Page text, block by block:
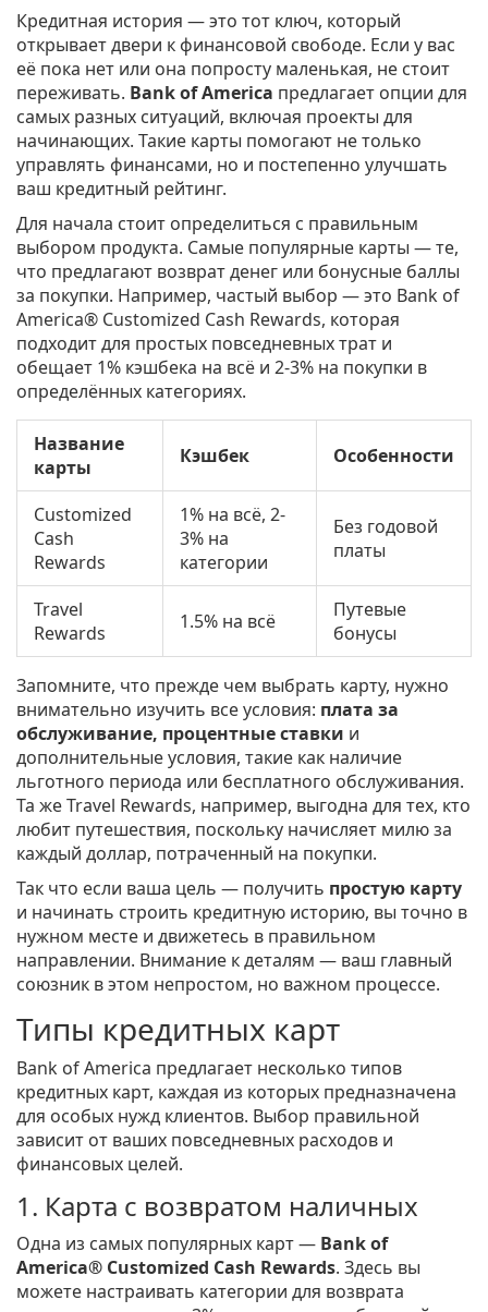
Кредитная история — это тот ключ, который
открывает двери к финансовой свободе. Если у вас
её пока нет или она попросту маленькая, не стоит
переживать. Bank of America предлагает опции для
самых разных ситуаций, включая проекты для
начинающих. Такие карты помогают не только
управлять финансами, но и постепенно улучшать
ваш кредитный рейтинг.
Для начала стоит определиться с правильным
выбором продукта. Самые популярные карты — те,
что предлагают возврат денег или бонусные баллы
за покупки. Например, частый выбор — это Bank of
America® Customized Cash Rewards, которая
подходит для простых повседневных трат и
обещает 1% кэшбека на всё и 2-3% на покупки в
определённых категориях.
Название
карты
Кэшбек Особенности
Customized
Cash
Rewards
1% на всё, 2-
3% на
категории
Без годовой
платы
Travel
Rewards
1.5% на всё
Путевые
бонусы
Запомните, что прежде чем выбрать карту, нужно
внимательно изучить все условия: плата за
обслуживание, процентные ставки и
дополнительные условия, такие как наличие
льготного периода или бесплатного обслуживания.
Та же Travel Rewards, например, выгодна для тех, кто
любит путешествия, поскольку начисляет милю за
каждый доллар, потраченный на покупки.
Так что если ваша цель — получить простую карту
и начинать строить кредитную историю, вы точно в
нужном месте и движетесь в правильном
направлении. Внимание к деталям — ваш главный
союзник в этом непростом, но важном процессе.
Типы кредитных карт
Bank of America предлагает несколько типов
кредитных карт, каждая из которых предназначена
для особых нужд клиентов. Выбор правильной
зависит от ваших повседневных расходов и
финансовых целей.
1. Карта с возвратом наличных
Одна из самых популярных карт — Bank of
America® Customized Cash Rewards. Здесь вы
можете настраивать категории для возврата